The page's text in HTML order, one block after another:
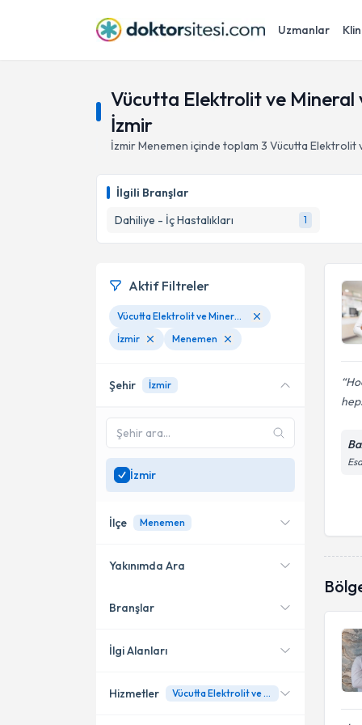
Uzmanlar
Vücutta Elektrolit ve Mineral
İzmir
İzmirMenemen içinde toplam 3 Vücutta Elektrolit
İlgili Branşlar
Dahiliye - İç Hastalıkları
1
Aktif Filtreler
Vücutta Elektrolit ve Mineral ve Vitamin Bozukluğu ile İlgili Hastalıklar
İzmir
Menemen
Şehir İzmir
İzmir
İlçe Menemen
Buca
Menemen
Yakınımda Ara
Konumuma yakın uzmanları
Branşlar
Dahiliye - İç Hastalıkları
İlgi Alanları
Hizmetler Vücutta Elektrolit ve Mineral ve Vitamin Bozukluğu ile İlgili Hastalıklar